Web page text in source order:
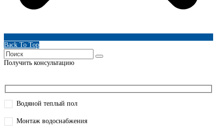
Back To Top
Получить консультацию
Водяной теплый пол
Монтаж водоснабжения